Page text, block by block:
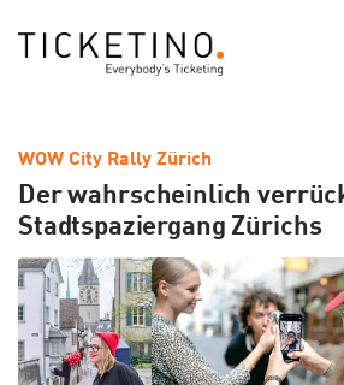
WOW City Rally Zürich
Der wahrscheinlich
Stadtspaziergang Zürichs